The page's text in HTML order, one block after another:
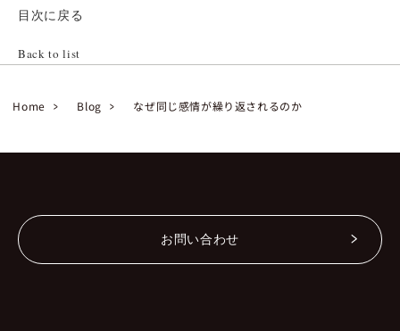
目次に戻る
Back to list
Home Blog なぜ同じ感情が繰り返されるのか
お問い合わせ